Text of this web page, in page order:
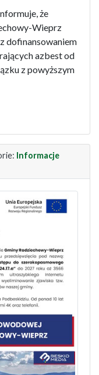
że
Wieprz
dofinansowaniem
azbest od
z powyższym
Informacje